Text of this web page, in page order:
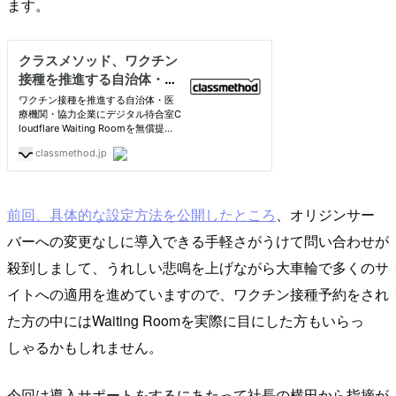
ます。
前回、具体的な設定方法を公開したところ 、オリジンサー
バーへの変更なしに導入できる手軽さがうけて問い合わせが
殺到しまして、うれしい悲鳴を上げながら大車輪で多くのサ
イトへの適用を進めていますので、ワクチン接種予約をされ
た方の中にはWaiting Roomを実際に目にした方もいらっ
しゃるかもしれません。